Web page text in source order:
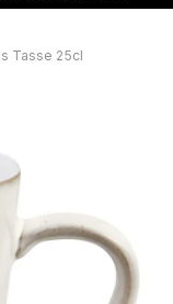
Tasse 25cl